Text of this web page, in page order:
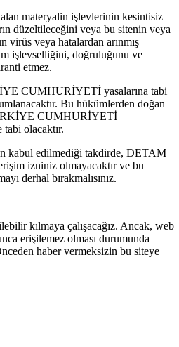
materyalin işlevlerinin kesintisiz
düzeltileceğini veya bu sitenin veya
virüs veya hatalardan arınmış
işlevselliğini, doğruluğunu ve
etmez.
CUMHURİYETİ yasalarına tabi
Bu hükümlerden doğan
CUMHURİYETİ
olacaktır.
kabul edilmediği takdirde, DETAM
izniniz olmayacaktır ve bu
derhal bırakmalısınız.
kılmaya çalışacağız. Ancak, web
erişilemez olması durumunda
haber vermeksizin bu siteye